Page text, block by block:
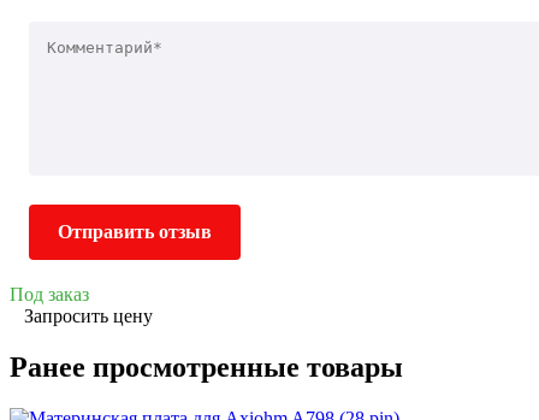
Отправить отзыв
Под заказ
Запросить цену
Ранее просмотренные товары